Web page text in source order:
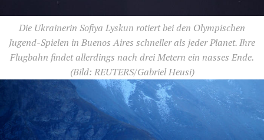
Die Ukrainerin Sofiya Lyskun rotiert bei den Olympischen
Jugend-Spielen in Buenos Aires schneller als jeder Planet. Ihre
Flugbahn findet allerdings nach drei Metern ein nasses Ende.
(Bild: REUTERS/Gabriel Heusi)